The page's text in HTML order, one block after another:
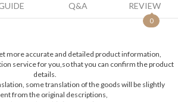
Q&A REVIEW
0
more accurate and detailed product information,
service for you,so that you can confirm the product
details.
some translation of the goods will be slightly
from the original descriptions,